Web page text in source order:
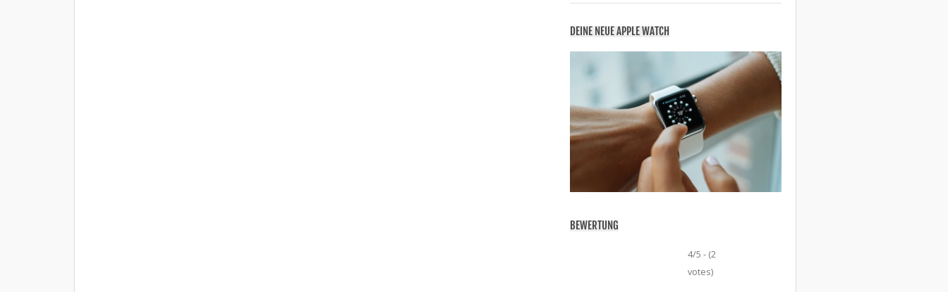
DEINE NEUE APPLE WATCH
BEWERTUNG
4/5 - (2
votes)